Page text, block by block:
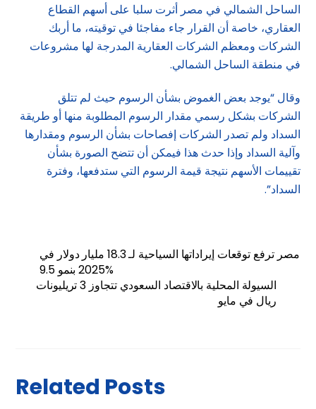
الساحل الشمالي في مصر أثرت سلبا على أسهم القطاع
العقاري، خاصة أن القرار جاء مفاجئا في توقيته، ما أربك
الشركات ومعظم الشركات العقارية المدرجة لها مشروعات
في منطقة الساحل الشمالي.
وقال “يوجد بعض الغموض بشأن الرسوم حيث لم تتلق
الشركات بشكل رسمي مقدار الرسوم المطلوبة منها أو طريقة
السداد ولم تصدر الشركات إفصاحات بشأن الرسوم ومقدارها
وآلية السداد وإذا حدث هذا فيمكن أن تتضح الصورة بشأن
تقييمات الأسهم نتيجة قيمة الرسوم التي ستدفعها، وفترة
السداد”.
مصر ترفع توقعات إيراداتها السياحية لـ 18.3 مليار دولار في
2025 بنمو 9.5%
السيولة المحلية بالاقتصاد السعودي تتجاوز 3 تريليونات
ريال في مايو
Related Posts